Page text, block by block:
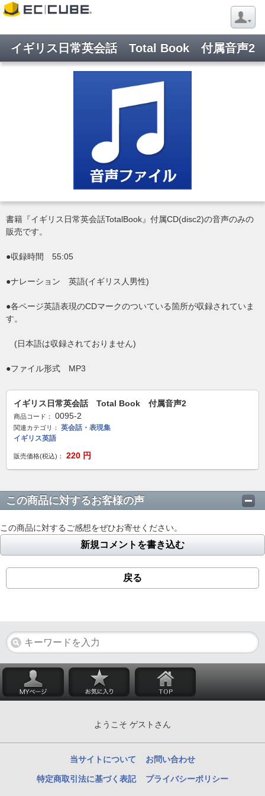
イギリス日常英会話 Total Book 付属音声2
書籍『イギリス日常英会話TotalBook』付属CD(disc2)の音声のみの
販売です。
●収録時間 55:05
●ナレーション 英語(イギリス人男性)
●各ページ英語表現のCDマークのついている箇所が収録されていま
す。
(日本語は収録されておりません)
●ファイル形式 MP3
イギリス日常英会話 Total Book 付属音声2
商品コード： 0095-2
関連カテゴリ：
英会話・表現集
イギリス英語
販売価格(税込)： 220 円
この商品に対するお客様の声
この商品に対するご感想をぜひお寄せください。
新規コメントを書き込む
戻る
ようこそ ゲストさん
当サイトについて お問い合わせ
特定商取引法に基づく表記 プライバシーポリシー